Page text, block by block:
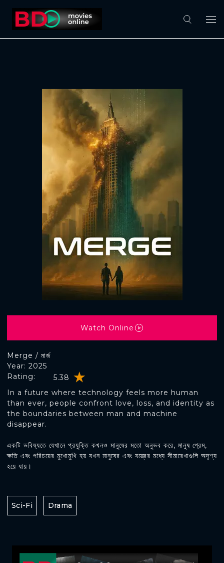
Merge / মার্জ
Rating: 5.38
Year: 2025
In a future where technology feels more human
than ever, people confront love, loss, and identity as
the boundaries between man and machine
disappear.
একটি ভবিষ্যতে যেখানে প্রযুক্তি কখনও মানুষের মতো অনুভব করে, মানুষ প্রেম,
ক্ষতি এবং পরিচয়ের মুখোমুখি হয় যখন মানুষের এবং যন্ত্রের মধ্যে সীমারেখাগুলি অদৃশ্য
হয়ে যায়।
Watch Online
Sci-Fi Drama